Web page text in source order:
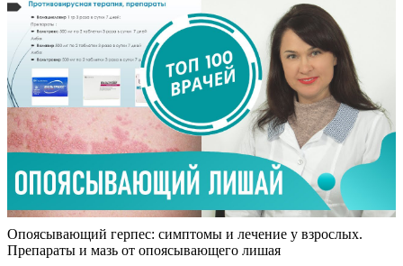
Опоясывающий герпес: симптомы и лечение у взрослых.
Препараты и мазь от опоясывающего лишая